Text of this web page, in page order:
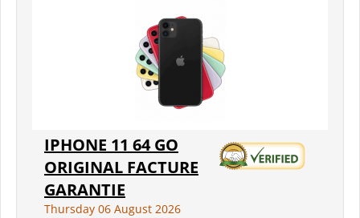
IPHONE 11 64 GO
ORIGINAL FACTURE
GARANTIE
Thursday 06 August 2026